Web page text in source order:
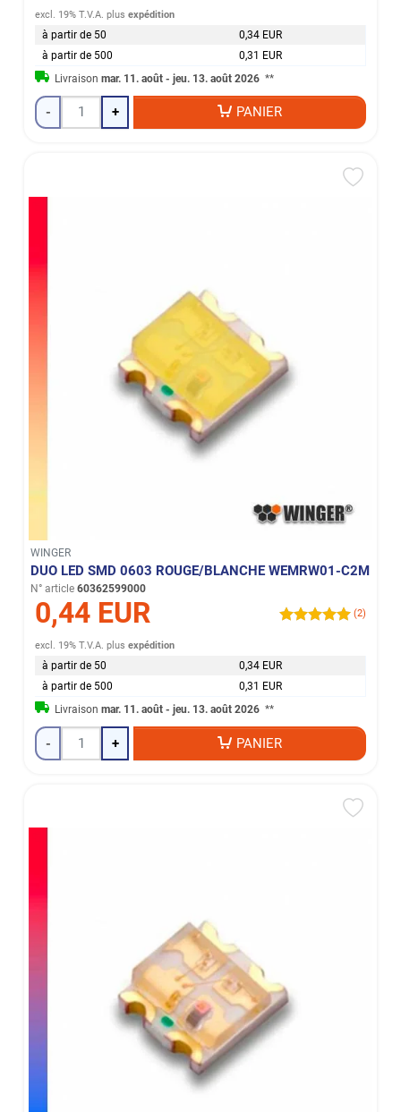
excl. 19% T.V.A. plusexpédition
à partir de 50
0,34 EUR
à partir de 500
0,31 EUR
Livraisonmar. 11. août - jeu. 13. août 2026 **
- + PANIER
WINGER
DUO LED SMD 0603 ROUGE/BLANCHE WEMRW01-C2M
N° article 60362599000
0,44 EUR (2)
excl. 19% T.V.A. plusexpédition
à partir de 50
0,34 EUR
à partir de 500
0,31 EUR
Livraisonmar. 11. août - jeu. 13. août 2026 **
- + PANIER